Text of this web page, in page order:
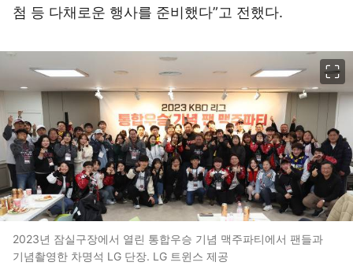
첨 등 다채로운 행사를 준비했다”고 전했다.
2023년 잠실구장에서 열린 통합우승 기념 맥주파티에서 팬들과
기념촬영한 차명석 LG 단장. LG 트윈스 제공